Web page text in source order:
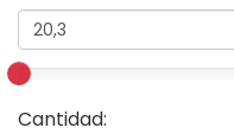
Cantidad: